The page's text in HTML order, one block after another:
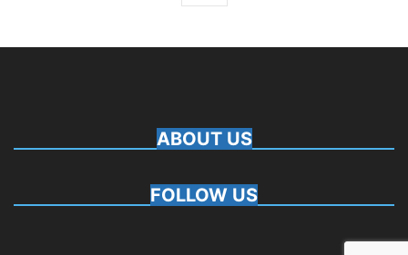
ABOUT US
FOLLOW US